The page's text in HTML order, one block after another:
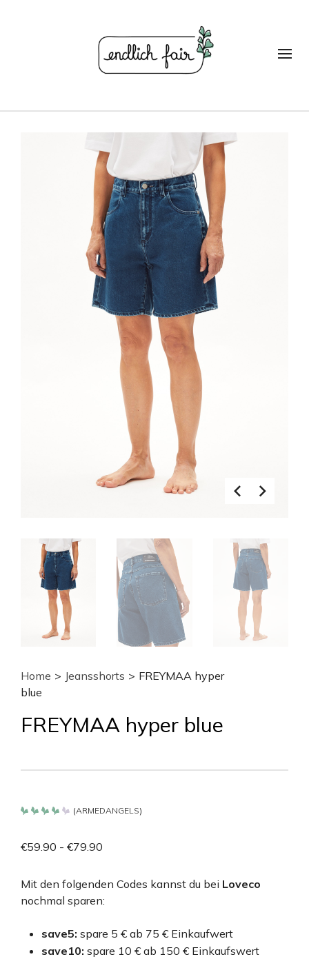
Home > Jeansshorts > FREYMAA hyper
blue
FREYMAA hyper blue
von 5
(ARMEDANGELS)
€59.90 - €79.90
Mit den folgenden Codes kannst du bei Loveco
nochmal sparen:
save5: spare 5 € ab 75 € Einkaufwert
save10: spare 10 € ab 150 € Einkaufswert